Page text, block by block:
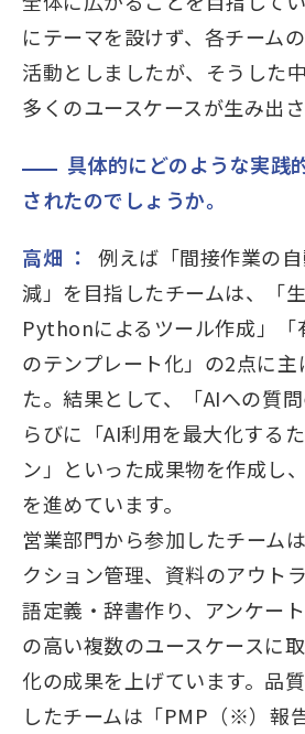
にテーマを設けず、各チーム
活動としましたが、そうした
多くのユースケースが生み出さ
具体的にどのような実践
されたのでしょうか。
高畑 ：
例えば「間接作業の
減」を目指したチームは、「
Pythonによるツール作成」「
のテンプレート化」の2点に
た。結果として、「AIへの質
らびに「AI利用を最大化する
ン」といった成果物を作成し
を進めています。
営業部門から参加したチーム
クション管理、資料のアウト
語定義・辞書作り、アンケー
の高い複数のユースケースに
化の成果を上げています。品
したチームは「PMP（※）報